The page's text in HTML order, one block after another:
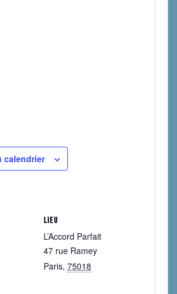
calendrier
LIEU
L’Accord Parfait
47 rue Ramey
Paris, 75018